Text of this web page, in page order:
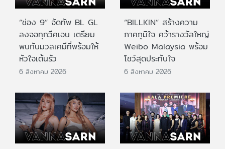
“ช่อง 9” จัดทัพ BL GL
ลงจอทุกวีคเอน เตรียม
พบกับมวลเคมีที่พร้อมให้
หัวใจเต้นรัว
6 สิงหาคม 2026
“BILLKIN” สร้างความ
ภาคภูมิใจ คว้ารางวัลใหญ่
Weibo Malaysia พร้อม
โชว์สุดประทับใจ
6 สิงหาคม 2026